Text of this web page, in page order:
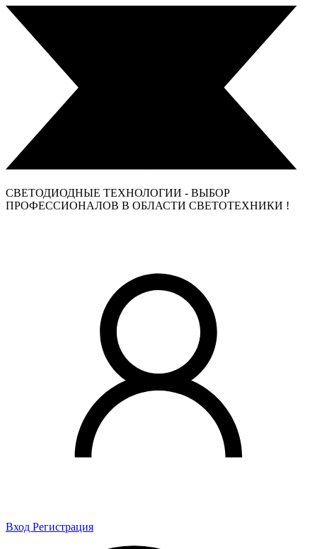
СВЕТОДИОДНЫЕ ТЕХНОЛОГИИ - ВЫБОР
ПРОФЕССИОНАЛОВ В ОБЛАСТИ СВЕТОТЕХНИКИ !
Вход Регистрация